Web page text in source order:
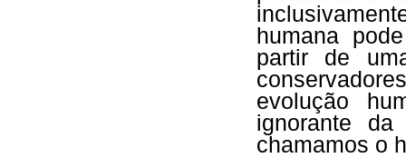
humana
partir de
evolução
ignorante
chamamos o